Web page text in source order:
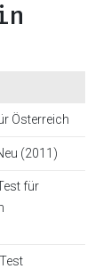
Österreich
(2011)
für